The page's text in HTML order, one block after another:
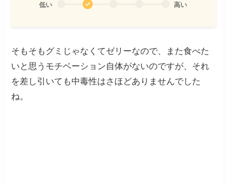
低い 高い
そもそもグミじゃなくてゼリーなので、また食べた
いと思うモチベーション自体がないのですが、それ
を差し引いても中毒性はさほどありませんでした
ね。